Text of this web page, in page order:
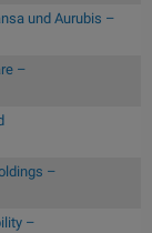
und Aurubis –
–
–
–